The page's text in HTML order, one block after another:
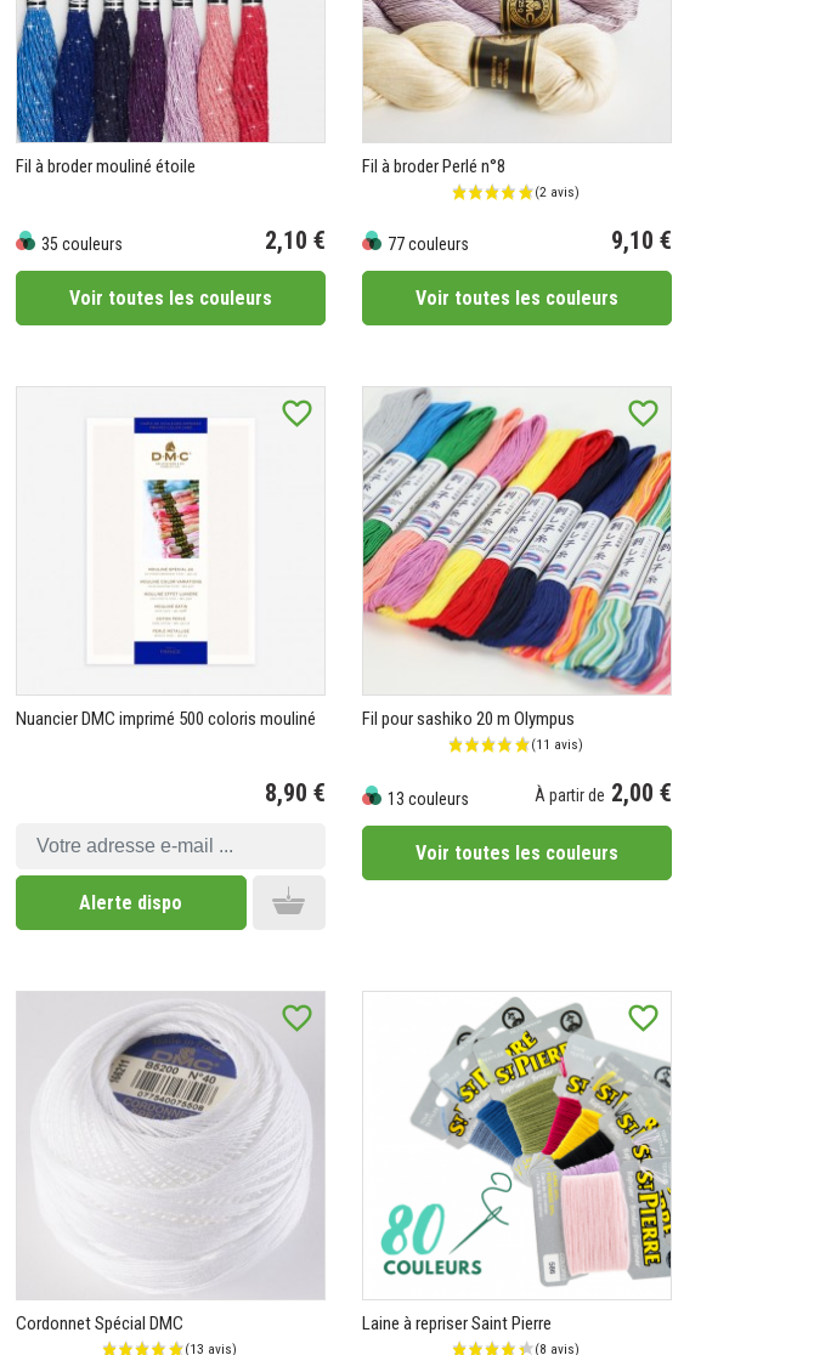
(7 avis)
Fil à broder mouliné étoile
35 couleurs 2,10 €
Voir toutes les couleurs
Fil à broder Perlé n°8
77 couleurs 9,10 €
Voir toutes les couleurs
favorite_border
Nuancier DMC imprimé 500 coloris mouliné
8,90 €
Alerte dispo Add to cart
favorite_border
Fil pour sashiko 20 m Olympus
13 couleurs À partir de 2,00 €
Voir toutes les couleurs
favorite_border
Cordonnet Spécial DMC
favorite_border
Laine à repriser Saint Pierre